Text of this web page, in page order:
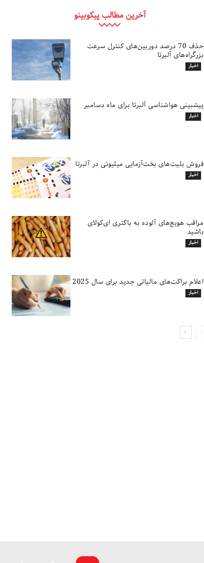
آخرین مطالب پیکوبینو
حذف 70 درصد دوربین‌های کنترل سرعت
بزرگراه‌های آلبرتا
اخبار
پیشبینی هواشناسی آلبرتا برای ماه دسامبر
اخبار
فروش بلیت‌های بخت‌آزمایی میلیونی در آلبرتا
اخبار
مراقب هویج‌های آلوده به باکتری ای‌کولای
باشید
اخبار
اعلام براکت‌های مالیاتی جدید برای سال 2025
اخبار